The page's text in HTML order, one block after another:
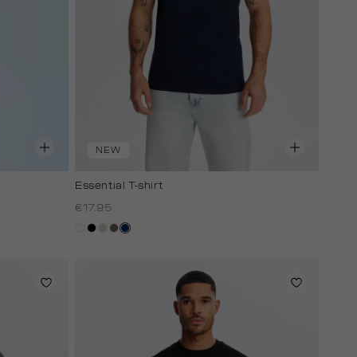
NEW
Essential T-shirt
€17.95
witzwarttaupe,
lichtbruin
donkerblauw